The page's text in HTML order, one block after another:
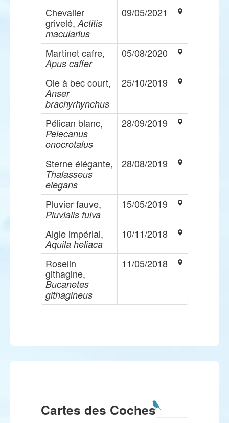
Chevalier
grivelé, Actitis
macularius
09/05/2021
Martinet cafre,
Apus caffer
05/08/2020
Oie à bec court,
Anser
brachyrhynchus
25/10/2019
Pélican blanc,
Pelecanus
onocrotalus
28/09/2019
Sterne élégante,
Thalasseus
elegans
28/08/2019
Pluvier fauve,
Pluvialis fulva
15/05/2019
Aigle impérial,
Aquila heliaca
10/11/2018
Roselin
githagine,
Bucanetes
githagineus
11/05/2018
Cartes des Coches